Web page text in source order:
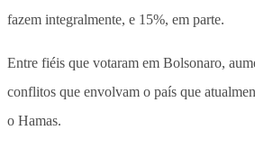
fazem integralmente, e 15%, em parte.
Entre fiéis que votaram em Bolsonaro,
conflitos que envolvam o país que
o Hamas.